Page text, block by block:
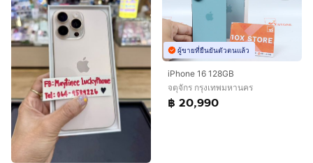
ผู้ขายที่ยืนยันตัวตนแล้ว
iPhone 16 128GB
จตุจักร กรุงเทพมหานคร
฿ 20,990